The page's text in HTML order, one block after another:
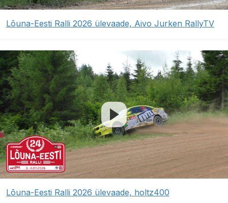
Lõuna-Eesti Ralli 2026 ülevaade, Aivo Jurken RallyTV
Lõuna-Eesti Ralli 2026 ülevaade, holtz400